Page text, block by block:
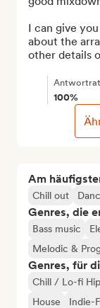
Am
Chill out
Genres, die
Bass music
Melodic &
Genres, für
Chill / Lo-fi
House
Indie-
I can give
about the
other details
100%